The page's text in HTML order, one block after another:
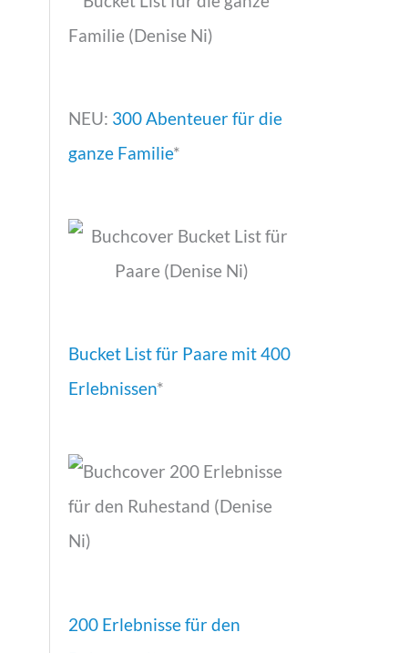
NEU: 300 Abenteuer für die
ganze Familie*
Bucket List für Paare mit 400
Erlebnissen*
200 Erlebnisse für den